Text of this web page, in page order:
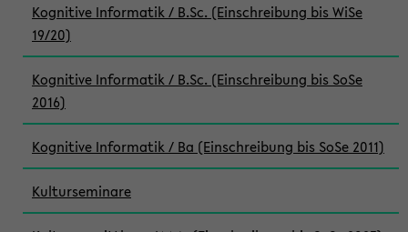
Kognitive Informatik / B.Sc. (Einschreibung bis WiSe
19/20)
Kognitive Informatik / B.Sc. (Einschreibung bis SoSe
2016)
Kognitive Informatik / Ba (Einschreibung bis SoSe 2011)
Kulturseminare